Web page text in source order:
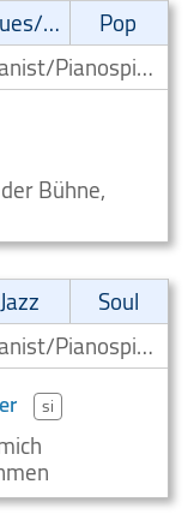
Blues/Swing
Pop
Pianist/Pianospieler
Bühne,
Jazz
Soul
Pianist/Pianospieler
si